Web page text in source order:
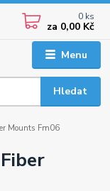
Menu
Hledat
0 ks
za 0,00 Kč
Mounts Fm06